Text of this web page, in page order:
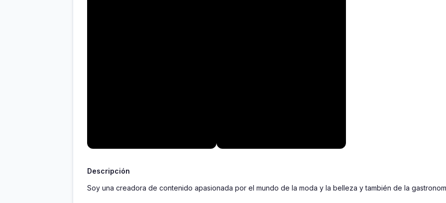
Descripción
Soy una creadora de contenido apasionada por el mundo de la moda y la belleza y también de la